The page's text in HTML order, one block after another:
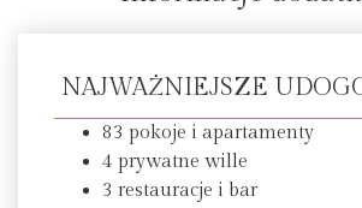
NAJWAŻNIEJSZE
83 pokoje i apartamenty
4 prywatne wille
3 restauracje i bar